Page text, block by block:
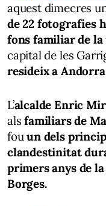
aquest dimecres
de 22 fotografies
fons familiar de
capital de les
resideix a
L’alcalde Enric Mir
als familiars de
fouun dels
clandestinitat
primers anys de
Borges.